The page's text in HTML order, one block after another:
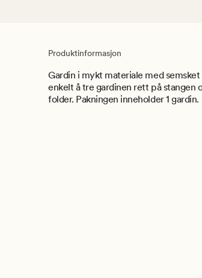
Produktinformasjon
Gardin i mykt materiale med
enkelt å tre gardinen rett på stangen
folder. Pakningen inneholder 1 gardin.